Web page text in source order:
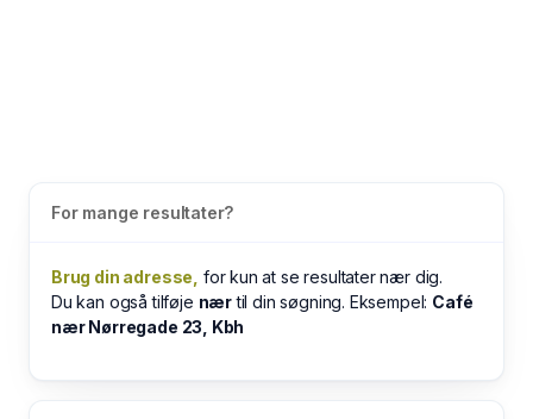
For mange resultater?
Brug din adresse, for kun at se resultater nær dig.
Du kan også tilføje nærtil din søgning. Eksempel: Café
nær Nørregade 23, Kbh